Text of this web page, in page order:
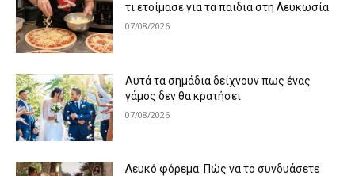
τι ετοίμασε για τα παιδιά στη Λευκωσία
07/08/2026
Αυτά τα σημάδια δείχνουν πως ένας
γάμος δεν θα κρατήσει
07/08/2026
Λευκό φόρεμα: Πώς να το συνδυάσετε